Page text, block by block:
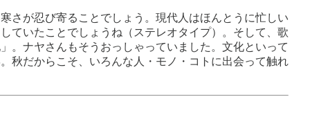
さが忍び寄ることでしょう。現代人はほんとうに忙しい
ていたことでしょうね（ステレオタイプ）。そして、歌
。ナヤさんもそうおっしゃっていました。文化といって
秋だからこそ、いろんな人・モノ・コトに出会って触れ